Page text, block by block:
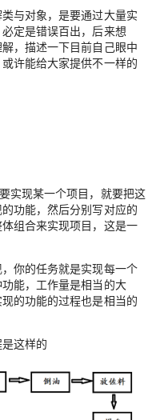
与对象，是要通过大量实
定是错误百出，后来想
，描述一下目前自己眼中
许能给大家提供不一样的
实现某一个项目，就要把这
功能，然后分别写对应的
组合来实现项目，这是一
你的任务就是实现每一个
能，工作量是相当的大
的功能的过程也是相当的
这样的